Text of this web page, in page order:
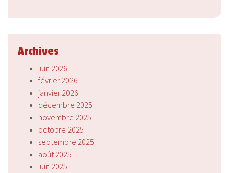
Archives
juin 2026
février 2026
janvier 2026
décembre 2025
novembre 2025
octobre 2025
septembre 2025
août 2025
juin 2025